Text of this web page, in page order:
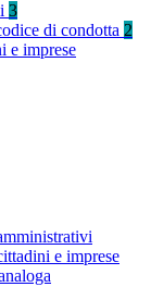
3
di condotta 2
e imprese
e imprese